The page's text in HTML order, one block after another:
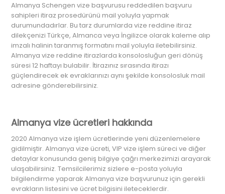
Almanya Schengen vize başvurusu reddedilen başvuru
sahipleri itiraz prosedürünü mail yoluyla yapmak
durumundadırlar. Bu tarz durumlarda vize reddine itiraz
dilekçenizi Türkçe, Almanca veya İngilizce olarak kaleme alıp
imzalı halinin taranmış formatını mail yoluyla iletebilirsiniz.
Almanya vize reddine itirazlarda konsolosluğun geri dönüş
süresi 12 haftayı bulabilir. İtirazınız sırasında itirazı
güçlendirecek ek evraklarınızı aynı şekilde konsolosluk mail
adresine gönderebilirsiniz.
Almanya vize ücretleri hakkında
2020 Almanya vize işlem ücretlerinde yeni düzenlemelere
gidilmiştir. Almanya vize ücreti, VIP vize işlem süreci ve diğer
detaylar konusunda geniş bilgiye çağrı merkezimizi arayarak
ulaşabilirsiniz. Temsilcilerimiz sizlere e-posta yoluyla
bilgilendirme yaparak Almanya vize başvurunuz için gerekli
evrakların listesini ve ücret bilgisini ileteceklerdir.